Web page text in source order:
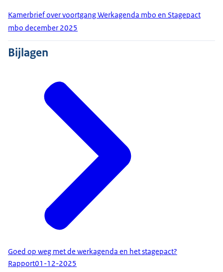
Kamerbrief over voortgang Werkagenda mbo en Stagepact
mbo december 2025
Bijlagen
Goed op weg met de werkagenda en het stagepact?
Rapport01-12-2025